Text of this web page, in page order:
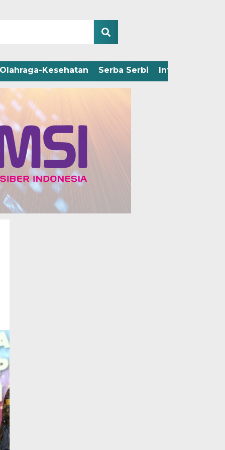
Kesehatan Serba Serbi Infografis